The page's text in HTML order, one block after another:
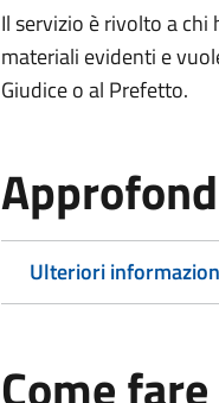
Il servizio è rivolto a
materiali evidenti e
Giudice o al Prefetto.
Ulteriori